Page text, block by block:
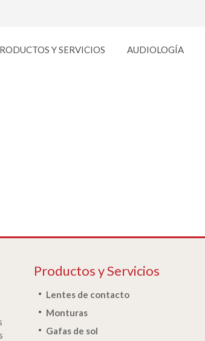
Y SERVICIOS AUDIOLOGÍA
Productos y Servicios
Lentes de contacto
Monturas
Gafas de sol